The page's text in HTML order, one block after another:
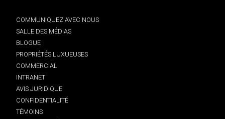
COMMUNIQUEZ AVEC NOUS
SALLE DES MÉDIAS
BLOGUE
PROPRIÉTÉS LUXUEUSES
COMMERCIAL
INTRANET
AVIS JURIDIQUE
CONFIDENTIALITÉ
TÉMOINS